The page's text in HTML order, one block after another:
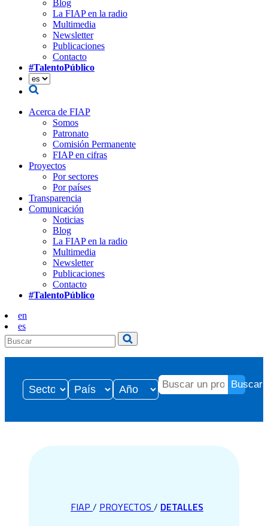
Blog
La FIAP en la radio
Multimedia
Newsletter
Publicaciones
Contacto
#TalentoPúblico
Acerca de FIAP
Somos
Patronato
Comisión Permanente
FIAP en cifras
Proyectos
Por sectores
Por países
Transparencia
Comunicación
Noticias
Blog
La FIAP en la radio
Multimedia
Newsletter
Publicaciones
Contacto
#TalentoPúblico
en
es
Buscar
FIAP / PROYECTOS / DETALLES